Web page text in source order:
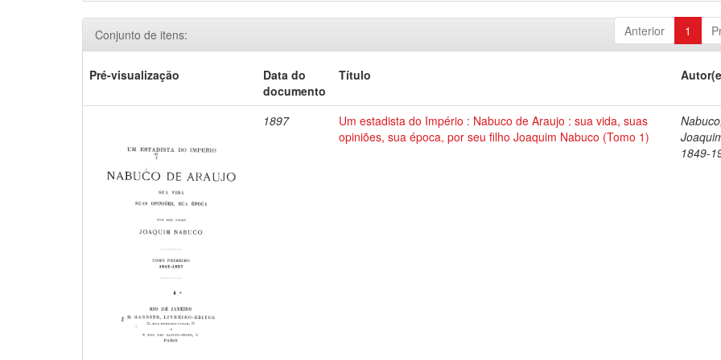
Anterior 1
Conjunto de itens:
Pré-visualização
Data do
documento
Título
1897
Um estadista do Império : Nabuco de Araujo : sua vida, suas
opiniões, sua época, por seu filho Joaquim Nabuco (Tomo 1)
Nabuco,
1849-